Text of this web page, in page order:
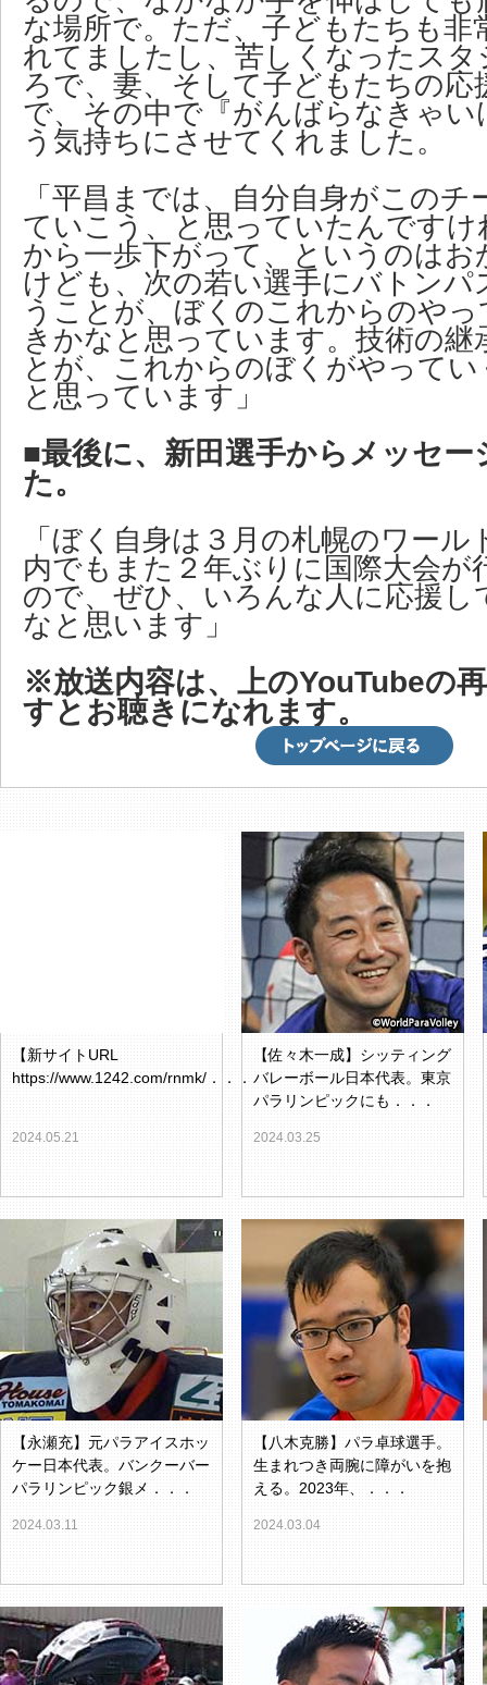
な場所で。ただ、子どもたちも非
れてましたし、苦しくなったス
ろで、妻、そして子どもたちの応
で、その中で『がんばらなきゃい
う気持ちにさせてくれました。
「平昌までは、自分自身がこのチ
ていこう、と思っていたんです
から一歩下がって、というのはお
けども、次の若い選手にバトンパ
うことが、ぼくのこれからのや
きかなと思っています。技術の
とが、これからのぼくがやって
と思っています」
■最後に、新田選手からメッセー
た。
「ぼく自身は３月の札幌のワー
内でもまた２年ぶりに国際大会が
ので、ぜひ、いろんな人に応援し
なと思います」
※放送内容は、上のYouTubeの
すとお聴きになれます。
【新サイトURL
https://www.1242.com/rnmk/．．．
2024.05.21
【佐々木一成】シッティング
バレーボール日本代表。東京
パラリンピックにも．．．
2024.03.25
【永瀬充】元パラアイスホッ
ケー日本代表。バンクーバー
パラリンピック銀メ．．．
2024.03.11
【八木克勝】パラ卓球選手。
生まれつき両腕に障がいを抱
える。2023年、．．．
2024.03.04